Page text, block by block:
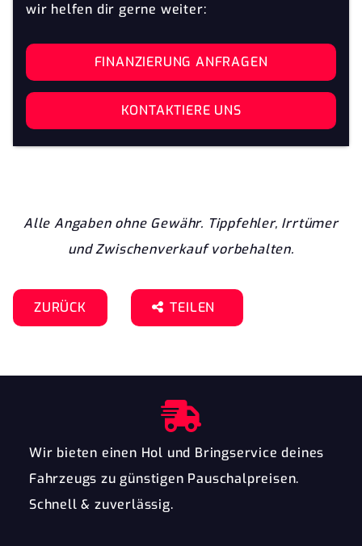
wir helfen dir gerne weiter:
FINANZIERUNG ANFRAGEN
KONTAKTIERE UNS
Alle Angaben ohne Gewähr. Tippfehler, Irrtümer
und Zwischenverkauf vorbehalten.
ZURÜCK TEILEN
Wir bieten einen Hol und Bringservice deines
Fahrzeugs zu günstigen Pauschalpreisen.
Schnell & zuverlässig.